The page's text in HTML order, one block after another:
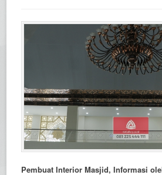
Pembuat Interior Masjid, Informasi